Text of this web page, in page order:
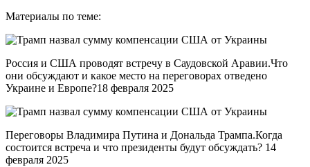
Материалы по теме:
Россия и США проводят встречу в Саудовской Аравии.Что
они обсуждают и какое место на переговорах отведено
Украине и Европе?18 февраля 2025
Переговоры Владимира Путина и Дональда Трампа.Когда
состоится встреча и что президенты будут обсуждать? 14
февраля 2025